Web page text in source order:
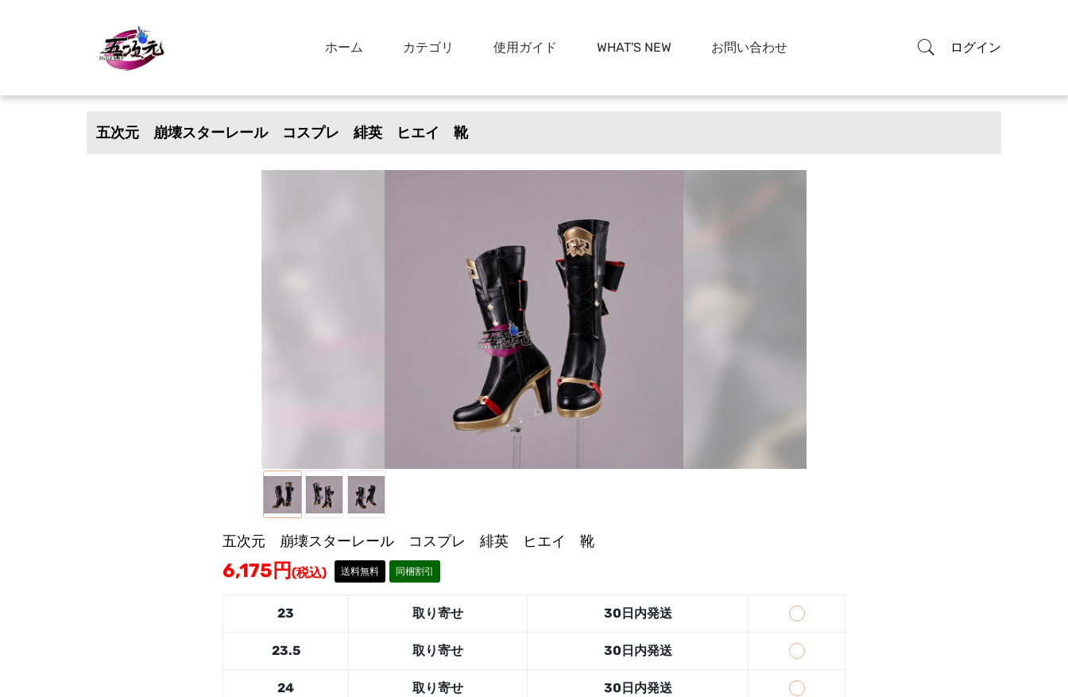
ホーム カテゴリ 使用ガイド WHAT'S NEW お問い合わせ ログイン
五次元 崩壊スターレール コスプレ 緋英 ヒエイ 靴
五次元 崩壊スターレール コスプレ 緋英 ヒエイ 靴
6,175 円 (税込) 送料無料 同梱割引
23 取り寄せ 30日内発送
23.5 取り寄せ 30日内発送
24 取り寄せ 30日内発送